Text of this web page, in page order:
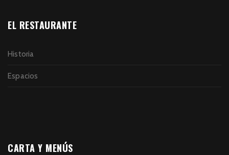
EL RESTAURANTE
Historia
Espacios
CARTA Y MENÚS